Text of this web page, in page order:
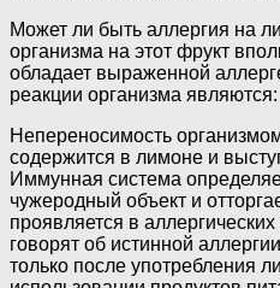
Может ли быть аллергия на
организма на этот фрукт
обладает выраженной
реакции организма являются:
Непереносимость
содержится в лимоне и
Иммунная система
чужеродный объект и
проявляется в
говорят об истинной
только после употребления